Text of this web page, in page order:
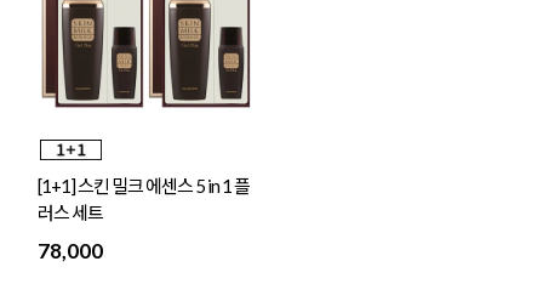
[1+1] 스킨 밀크 에센스 5 in 1 플
러스 세트
78,000